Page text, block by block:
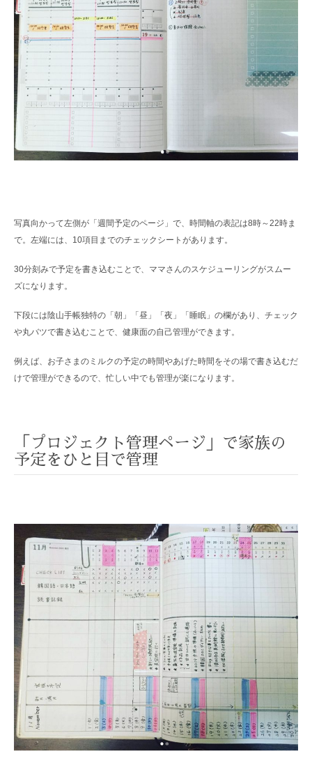
写真向かって左側が「週間予定のページ」で、時間軸の表記は8時～22時ま
で。左端には、10項目までのチェックシートがあります。
30分刻みで予定を書き込むことで、ママさんのスケジューリングがスムー
ズになります。
下段には陰山手帳独特の「朝」「昼」「夜」「睡眠」の欄があり、チェック
や丸バツで書き込むことで、健康面の自己管理ができます。
例えば、お子さまのミルクの予定の時間やあげた時間をその場で書き込むだ
けで管理ができるので、忙しい中でも管理が楽になります。
「プロジェクト管理ページ」で家族の
予定をひと目で管理